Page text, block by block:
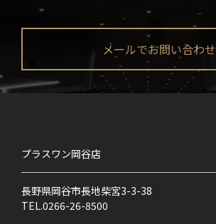
メールでお問い合わせ
プラスワン岡谷店
長野県岡谷市長地柴宮3-3-38
TEL.0266-26-8500